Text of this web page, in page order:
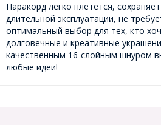
Паракорд легко плетётся,
длительной эксплуатации, не
оптимальный выбор для тех, кто
долговечные и креативные
качественным 16-слойным шнуром
любые идеи!